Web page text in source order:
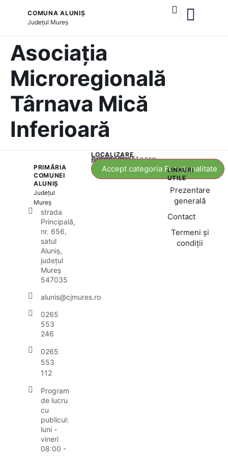
COMUNA ALUNIȘ
Județul Mureș
Asociația
Microregională
Târnava Mică
Inferioară
PRIMĂRIA
COMUNEI
ALUNIȘ
Județul
Mureș
strada
Principală,
nr. 656,
satul
Aluniș,
județul
Mureș
547035
alunis@cjmures.ro
0265
553
246
0265
553
112
Program
de lucru
cu
publicul:
luni -
vineri
08:00 -
LOCALIZARE
Acest conținut este blocat până când acceptați categoria corespunzătoare de cookie-uri.
Accept categoria Funcționalitate
LINKURI
UTILE
Prezentare
generală
Contact
Termeni și
condiții